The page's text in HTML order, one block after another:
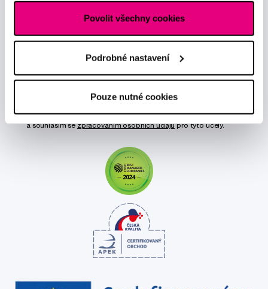
Povolit všechny cookies
Podrobné nastavení
Pouze nutné cookies
Novinky a nabídky
Odebírat
Chci dostávat informace o novinkách a akčních nabídkách
a souhlasím sezpracováním osobních údajůpro tyto účely.